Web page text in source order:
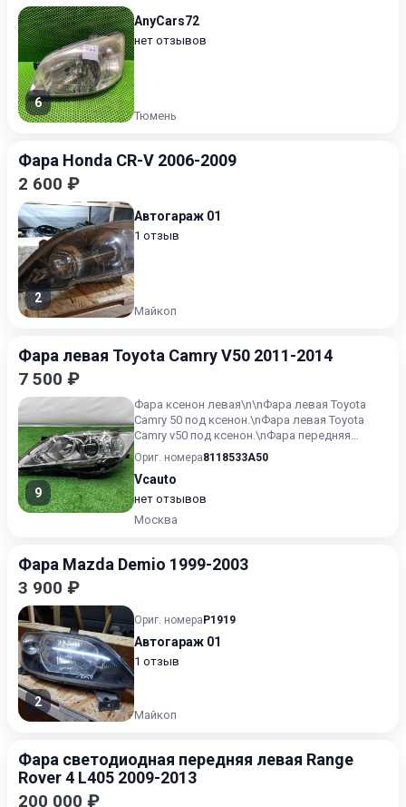
6
AnyCars72
нет отзывов
Тюмень
Фара Honda CR-V 2006-2009
2 600 ₽
2
Автогараж 01
1 отзыв
Майкоп
Фара левая Toyota Camry V50 2011-2014
7 500 ₽
9
Фара ксенон левая\n\nФара левая Toyota
Camry 50 под ксенон.\nФара левая Toyota
Camry v50 под ксенон.\nФара передняя
леваяToyota Camry xv50.
Ориг. номера8118533A50
Vcauto
нет отзывов
Москва
Фара Mazda Demio 1999-2003
3 900 ₽
2
Ориг. номера P1919
Автогараж 01
1 отзыв
Майкоп
Фара светодиодная передняя левая Range
Rover 4 L405 2009-2013
200 000 ₽